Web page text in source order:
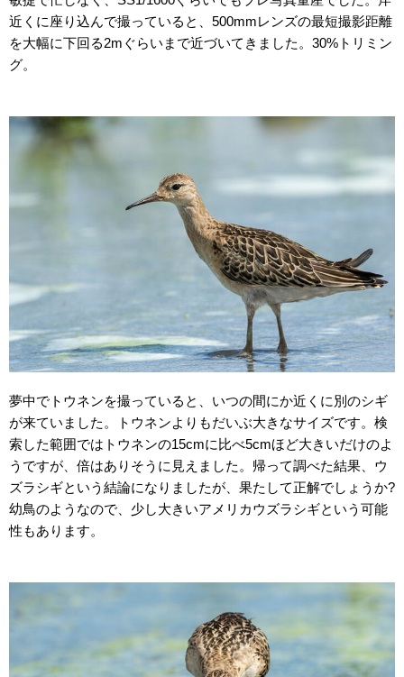
近くに座り込んで撮っていると、500mmレンズの最短撮影距離
を大幅に下回る2mぐらいまで近づいてきました。30%トリミン
グ。
夢中でトウネンを撮っていると、いつの間にか近くに別のシギ
が来ていました。トウネンよりもだいぶ大きなサイズです。検
索した範囲ではトウネンの15cmに比べ5cmほど大きいだけのよ
うですが、倍はありそうに見えました。帰って調べた結果、ウ
ズラシギという結論になりましたが、果たして正解でしょうか?
幼鳥のようなので、少し大きいアメリカウズラシギという可能
性もあります。